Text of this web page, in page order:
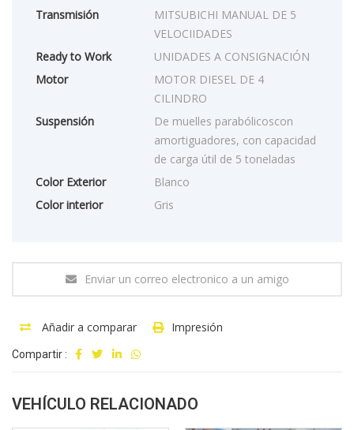
Transmisión
MITSUBICHI MANUAL DE 5
VELOCIIDADES
Ready to Work
UNIDADES A CONSIGNACIÓN
Motor
MOTOR DIESEL DE 4
CILINDRO
Suspensión
De muelles parabólicoscon
amortiguadores, con capacidad
de carga útil de 5 toneladas
Color Exterior
Blanco
Color interior
Gris
Enviar un correo electronico a un amigo
Añadir a comparar Impresión
Compartir :
VEHÍCULO RELACIONADO